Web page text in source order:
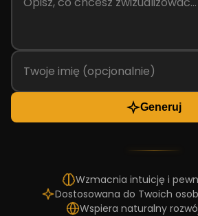
Generuj
Wzmacnia intuicję i
Dostosowana do Twoich
Wspiera naturalny